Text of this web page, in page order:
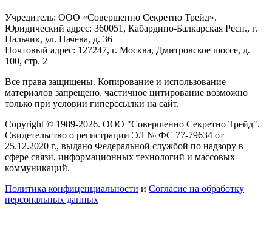
Учредитель: ООО «Совершенно Секретно Трейд».
Юридический адрес: 360051, Кабардино-Балкарская Респ., г.
Нальчик, ул. Пачева, д. 36
Почтовый адрес: 127247, г. Москва, Дмитровское шоссе, д.
100, стр. 2
Все права защищены. Копирование и использование
материалов запрещено, частичное цитирование возможно
только при условии гиперссылки на сайт.
Copyright © 1989-2026. ООО "Совершенно Секретно Трейд".
Свидетельство о регистрации ЭЛ № ФС 77-79634 от
25.12.2020 г., выдано Федеральной службой по надзору в
сфере связи, информационных технологий и массовых
коммуникаций.
Политика конфиценциальности и Согласие на обработку
персональных данных